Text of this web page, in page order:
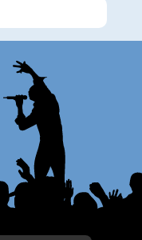
Speichern